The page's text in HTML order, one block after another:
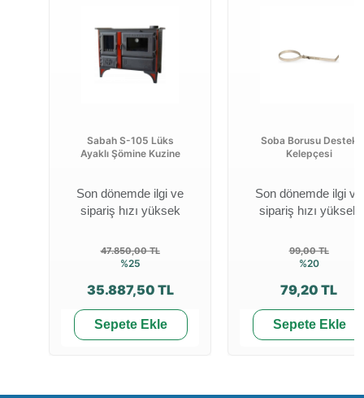
Sabah S-105 Lüks
Ayaklı Şömine Kuzine
Son dönemde ilgi ve
sipariş hızı yüksek
47.850,00 TL
%25
35.887,50 TL
Sepete Ekle
Soba Borusu Destek
Kelepçesi
Son dönemde ilgi ve
sipariş hızı yüksek
99,00 TL
%20
79,20 TL
Sepete Ekle